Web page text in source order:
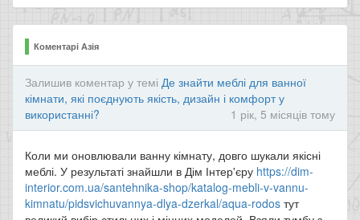
Коментарі Азія
Залишив коментар у темі Де знайти меблі для ванної
кімнати, які поєднують якість, дизайн і комфорт у
використанні?
1 рік, 5 місяців тому
Коли ми оновлювали ванну кімнату, довго шукали якісні
меблі. У результаті знайшли в Дім Інтер'єру https://dim-
interior.com.ua/santehnika-shop/katalog-mebli-v-vannu-
kimnatu/pidsvichuvannya-dlya-dzerkal/aqua-rodos тут